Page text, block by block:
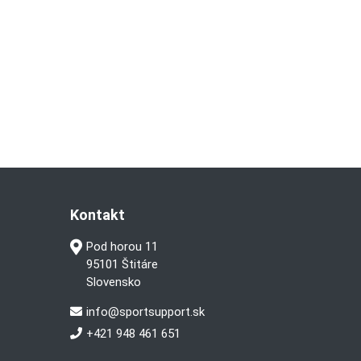
Kontakt
Pod horou 11
95101 Štitáre
Slovensko
info@sportsupport.sk
+421 948 461 651